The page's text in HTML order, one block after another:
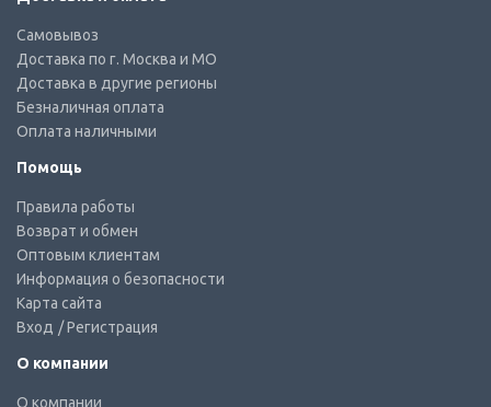
Самовывоз
Доставка по г. Москва и МО
Доставка в другие регионы
Безналичная оплата
Оплата наличными
Помощь
Правила работы
Возврат и обмен
Оптовым клиентам
Информация о безопасности
Карта сайта
Вход / Регистрация
О компании
О компании